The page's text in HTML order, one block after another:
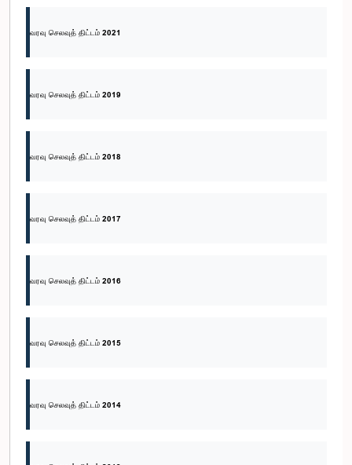
வரவு செலவுத் திட்டம் 2021
வரவு செலவுத் திட்டம் 2019
வரவு செலவுத் திட்டம் 2018
வரவு செலவுத் திட்டம் 2017
வரவு செலவுத் திட்டம் 2016
வரவு செலவுத் திட்டம் 2015
வரவு செலவுத் திட்டம் 2014